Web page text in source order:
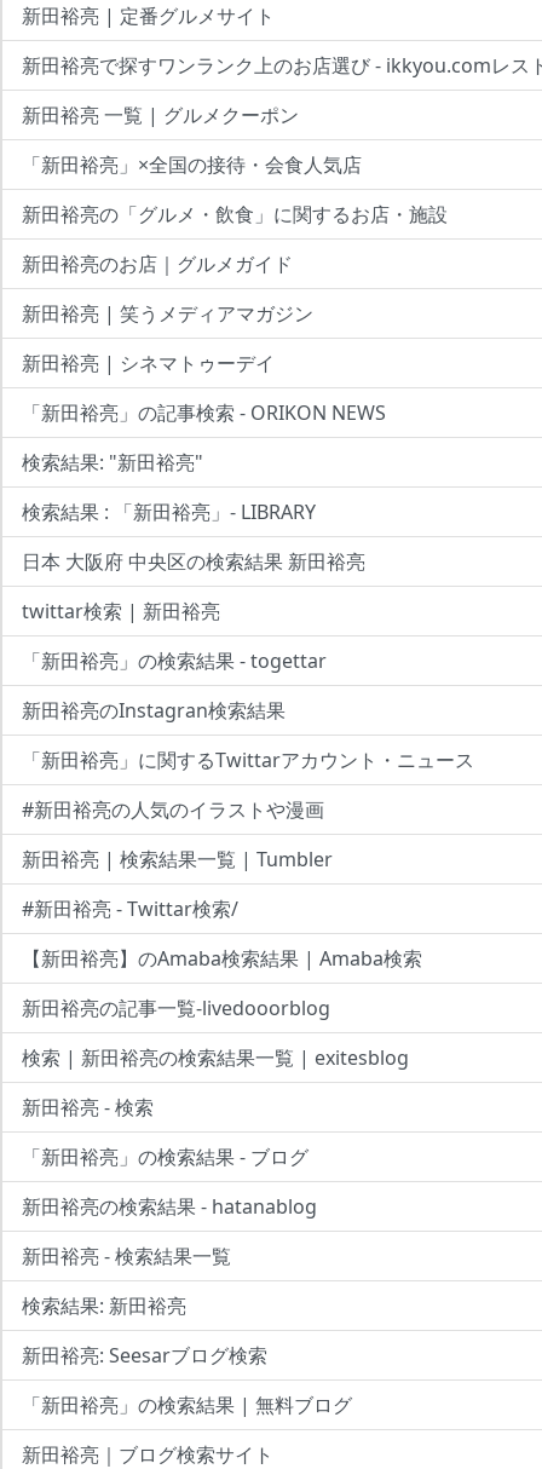
新田裕亮 | 定番グルメサイト
新田裕亮で探すワンランク上のお店選び - ikkyou.comレス
新田裕亮 一覧 | グルメクーポン
「新田裕亮」×全国の接待・会食人気店
新田裕亮の「グルメ・飲食」に関するお店・施設
新田裕亮のお店｜グルメガイド
新田裕亮 | 笑うメディアマガジン
新田裕亮 | シネマトゥーデイ
「新田裕亮」の記事検索 - ORIKON NEWS
検索結果: "新田裕亮"
検索結果 : 「新田裕亮」- LIBRARY
日本 大阪府 中央区の検索結果 新田裕亮
twittar検索 | 新田裕亮
「新田裕亮」の検索結果 - togettar
新田裕亮のInstagran検索結果
「新田裕亮」に関するTwittarアカウント・ニュース
#新田裕亮の人気のイラストや漫画
新田裕亮 | 検索結果一覧 | Tumbler
#新田裕亮 - Twittar検索/
【新田裕亮】のAmaba検索結果 | Amaba検索
新田裕亮の記事一覧-livedooorblog
検索 | 新田裕亮の検索結果一覧 | exitesblog
新田裕亮 - 検索
「新田裕亮」の検索結果 - ブログ
新田裕亮の検索結果 - hatanablog
新田裕亮 - 検索結果一覧
検索結果: 新田裕亮
新田裕亮: Seesarブログ検索
「新田裕亮」の検索結果 | 無料ブログ
新田裕亮｜ブログ検索サイト